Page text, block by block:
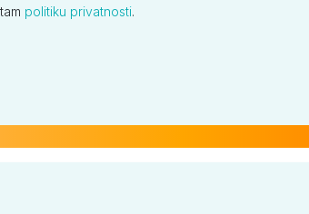
politiku privatnosti.